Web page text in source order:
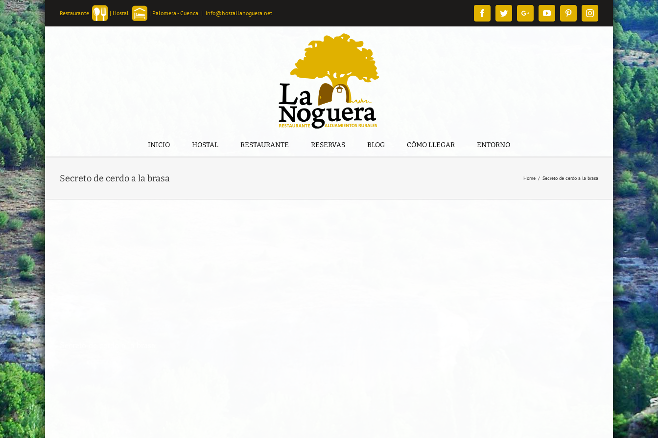
Skip
to
content
Restaurante | Hostal | Palomera - Cuenca | info@hostallanoguera.net FacebookTwitterGoogle+YouTubePinterestInstagram
INICIO HOSTAL RESTAURANTE RESERVAS BLOG CÓMO LLEGAR ENTORNO
Secreto de cerdo a la brasa Home / Secreto de cerdo a la brasa